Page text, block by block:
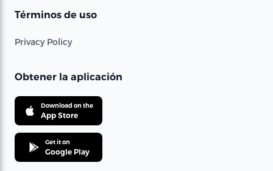
Términos de uso
Privacy Policy
Obtener la aplicación
Download on the
App Store
Get it on
Google Play